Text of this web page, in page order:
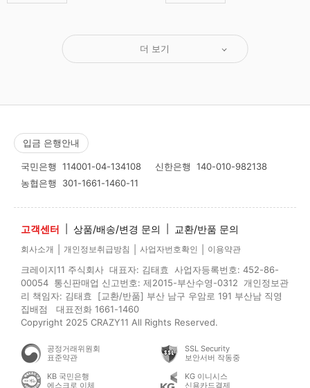
더 보기
입금 은행안내
국민은행 114001-04-134108 신한은행 140-010-982138
농협은행 301-1661-1460-11
고객센터 상품/배송/변경 문의 교환/반품 문의
회사소개 개인정보취급방침 사업자번호확인 이용약관
크레이지11 주식회사 대표자: 김태효 사업자등록번호: 452-86-
00054 통신판매업 신고번호: 제2015-부산수영-0312 개인정보관
리 책임자: 김태효 [교환/반품] 부산 남구 우암로 191 부산남 직영
집배점 대표전화 1661-1460
Copyright 2025 CRAZY11 All Rights Reserved.
공정거래위원회
표준약관
SSL Security
보안서버 작동중
KB 국민은행
에스크로 이체
KG 이니시스
신용카드결제